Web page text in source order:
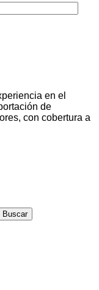
en el
de
con cobertura a
Buscar